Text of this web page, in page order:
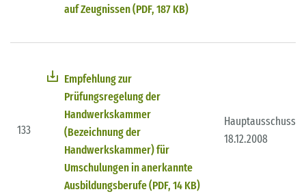
auf Zeugnissen (PDF, 187 KB)
133
Empfehlung zur
Prüfungsregelung der
Handwerkskammer
(Bezeichnung der
Handwerkskammer) für
Umschulungen in anerkannte
Ausbildungsberufe (PDF, 14 KB)
Hauptausschuss
18.12.2008